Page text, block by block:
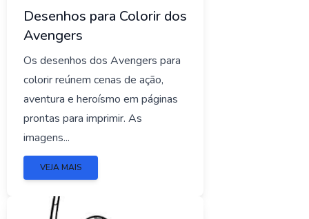
Desenhos para Colorir dos
Avengers
Os desenhos dos Avengers para
colorir reúnem cenas de ação,
aventura e heroísmo em páginas
prontas para imprimir. As
imagens...
VEJA MAIS